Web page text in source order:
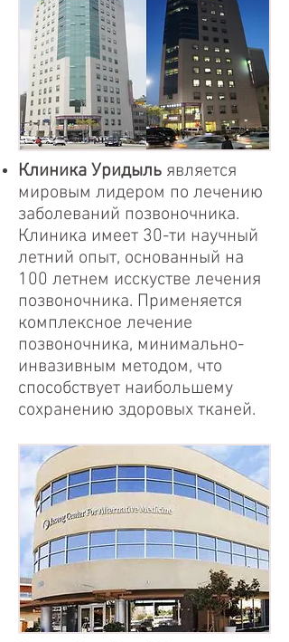
Клиника Уридыль является
мировым лидером по лечению
заболеваний позвоночника.
Клиника имеет 30-ти научный
летний опыт, основанный на
100 летнем исскустве лечения
позвоночника. Применяется
комплексное лечение
позвоночника, минимально-
инвазивным методом, что
способствует наибольшему
сохранению здоровых тканей.